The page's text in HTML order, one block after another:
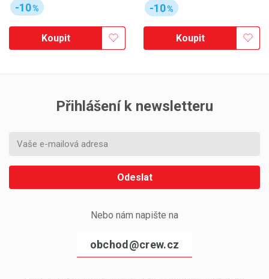
-10%
Koupit
-10%
Koupit
Přihlášení k newsletteru
Odeslat
Nebo nám napište na
obchod@crew.cz